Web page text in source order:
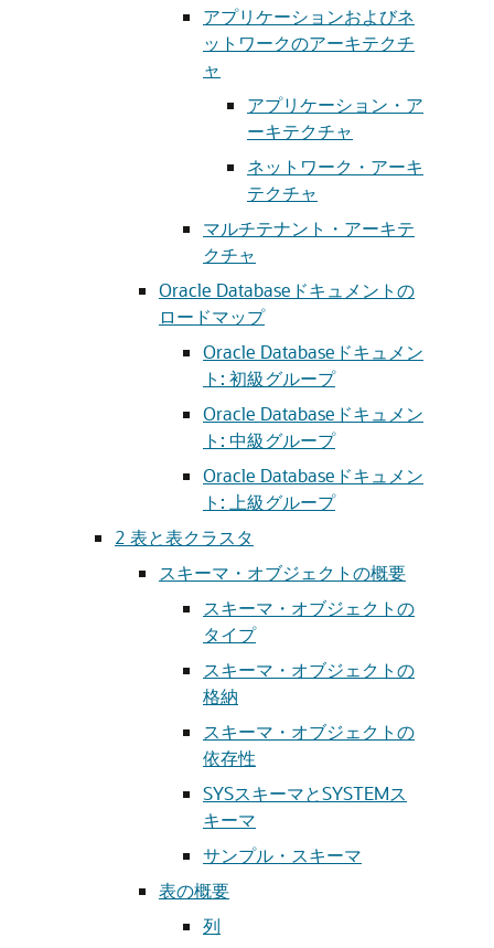
アプリケーションおよびネ
ットワークのアーキテクチ
ャ
アプリケーション・ア
ーキテクチャ
ネットワーク・アーキ
テクチャ
マルチテナント・アーキテ
クチャ
Oracle Databaseドキュメントの
ロードマップ
Oracle Databaseドキュメン
ト: 初級グループ
Oracle Databaseドキュメン
ト: 中級グループ
Oracle Databaseドキュメン
ト: 上級グループ
2 表と表クラスタ
スキーマ・オブジェクトの概要
スキーマ・オブジェクトの
タイプ
スキーマ・オブジェクトの
格納
スキーマ・オブジェクトの
依存性
SYSスキーマとSYSTEMス
キーマ
サンプル・スキーマ
表の概要
列